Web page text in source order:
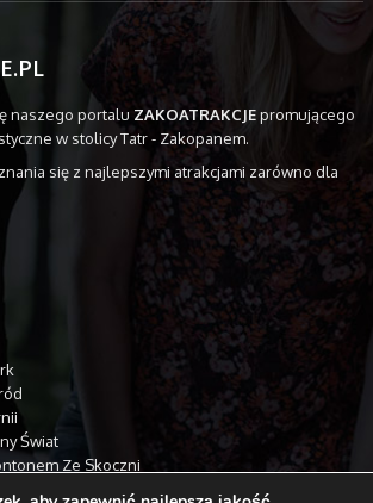
naszego portalu ZAKOATRAKCJEpromującego
w stolicy Tatr - Zakopanem.
się z najlepszymi atrakcjami zarówno dla
Świat
Ze Skoczni